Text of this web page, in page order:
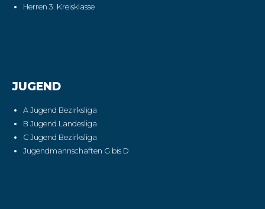
Herren 3. Kreisklasse
JUGEND
A Jugend Bezirksliga
B Jugend Landesliga
C Jugend Bezirksliga
Jugendmannschaften G bis D